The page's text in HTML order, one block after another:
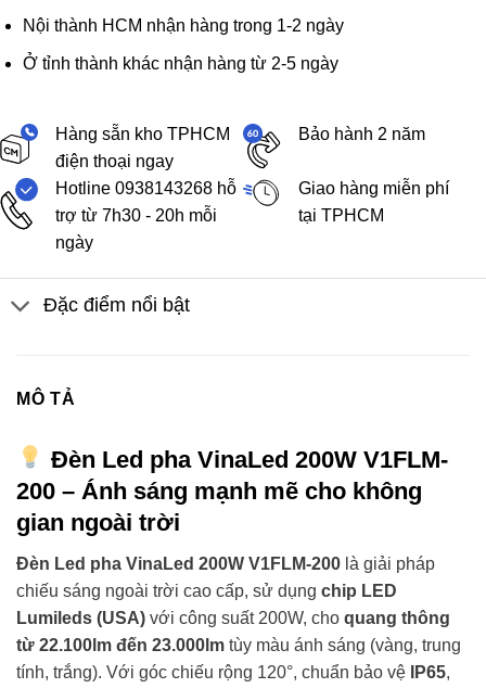
Nội thành HCM nhận hàng trong 1-2 ngày
Ở tỉnh thành khác nhận hàng từ 2-5 ngày
Hàng sẵn kho TPHCM
điện thoại ngay
Bảo hành 2 năm
Hotline 0938143268 hỗ
trợ từ 7h30 - 20h mỗi
ngày
Giao hàng miễn phí
tại TPHCM
Đặc điểm nổi bật
MÔ TẢ
Đèn Led pha VinaLed 200W V1FLM-
200 – Ánh sáng mạnh mẽ cho không
gian ngoài trời
Đèn Led pha VinaLed 200W V1FLM-200 là giải pháp
chiếu sáng ngoài trời cao cấp, sử dụng chip LED
Lumileds (USA) với công suất 200W, cho quang thông
từ 22.100lm đến 23.000lm tùy màu ánh sáng (vàng, trung
tính, trắng). Với góc chiếu rộng 120°, chuẩn bảo vệ
IP65,